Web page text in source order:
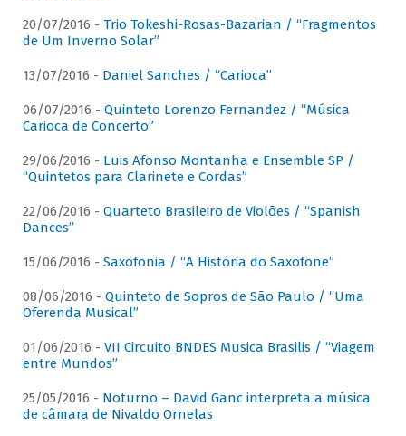
20/07/2016 - Trio Tokeshi-Rosas-Bazarian / “Fragmentos
de Um Inverno Solar”
13/07/2016 - Daniel Sanches / “Carioca”
06/07/2016 - Quinteto Lorenzo Fernandez / “Música
Carioca de Concerto”
29/06/2016 - Luis Afonso Montanha e Ensemble SP /
“Quintetos para Clarinete e Cordas”
22/06/2016 - Quarteto Brasileiro de Violões / “Spanish
Dances”
15/06/2016 - Saxofonia / “A História do Saxofone”
08/06/2016 - Quinteto de Sopros de São Paulo / “Uma
Oferenda Musical”
01/06/2016 - VII Circuito BNDES Musica Brasilis / “Viagem
entre Mundos”
25/05/2016 - Noturno – David Ganc interpreta a música
de câmara de Nivaldo Ornelas